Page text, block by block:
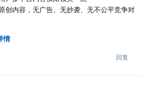
创内容，无广告、无抄袭、无不公平竞争对
情
回复